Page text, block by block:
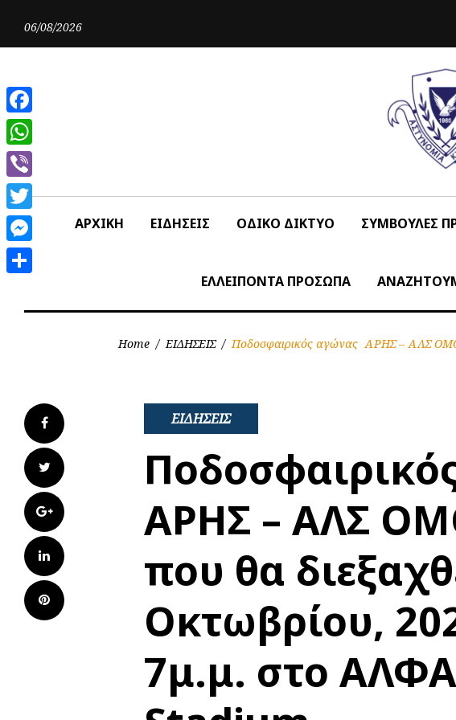
06/08/2026
ΑΡΧΙΚΗ ΕΙΔΗΣΕΙΣ ΟΔΙΚΟ ΔΙΚΤΥΟ ΣΥΜΒΟΥΛΕΣ
ΕΛΛΕΙΠΟΝΤΑ ΠΡΟΣΩΠΑ
Home / ΕΙΔΗΣΕΙΣ / Ποδοσφαιρικός αγώνας ΑΡΗΣ – ΑΛΣ
Facebook
Twitter
Google+
LinkedIn
Pinterest
ΕΙΔΗΣΕΙΣ
ΑΡΗΣ – ΑΛΣ
που θα
Οκτωβρίου,
7μ.μ. στο
Facebook
WhatsApp
Viber
Twitter
Messenger